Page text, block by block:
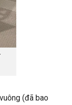
(đã bao